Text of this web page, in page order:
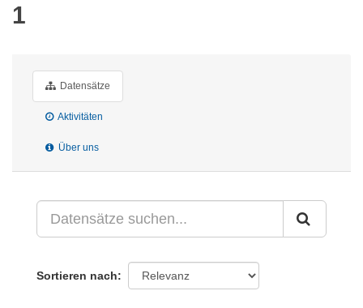
1
Datensätze
Aktivitäten
Über uns
Sortieren nach